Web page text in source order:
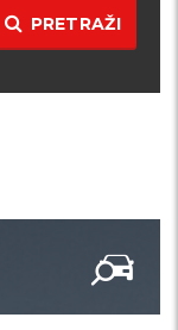
PRETRAŽI